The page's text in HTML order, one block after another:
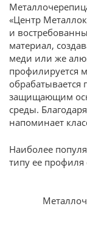
«Центр
и
материал,
меди или же
профилируется
защищающим
среды.
напоминает
Наиболее
типу ее профиля